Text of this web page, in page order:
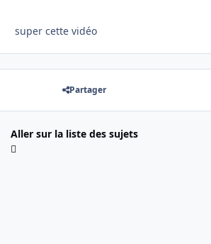
super cette vidéo
Partager
Aller sur la liste des sujets